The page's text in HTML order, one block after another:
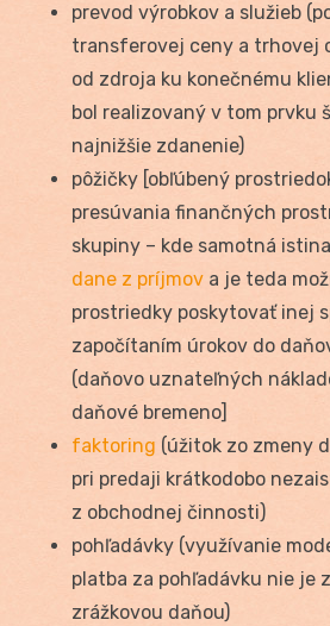
prevod výrobkov a služieb
transferovej ceny a trhovej
od zdroja ku konečnému
bol realizovaný v tom prvku
najnižšie zdanenie)
pôžičky [obľúbený
presúvania finančných
skupiny – kde samotná
dane z príjmov a je teda
prostriedky poskytovať inej
započítaním úrokov do
(daňovo uznateľných
daňové bremeno]
faktoring (úžitok zo zmeny
pri predaji krátkodobo
z obchodnej činnosti)
pohľadávky (využívanie
platba za pohľadávku nie je
zrážkovou daňou)